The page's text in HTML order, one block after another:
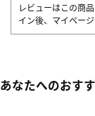
レビューはこの商
イン後、マイペー
あなたへのおす